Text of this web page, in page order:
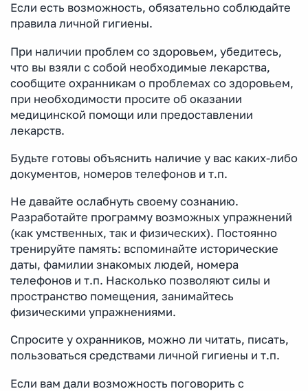
Если есть возможность, обязательно соблюдайте
правила личной гигиены.
При наличии проблем со здоровьем, убедитесь,
что вы взяли с собой необходимые лекарства,
сообщите охранникам о проблемах со здоровьем,
при необходимости просите об оказании
медицинской помощи или предоставлении
лекарств.
Будьте готовы объяснить наличие у вас каких-либо
документов, номеров телефонов и т.п.
Не давайте ослабнуть своему сознанию.
Разработайте программу возможных упражнений
(как умственных, так и физических). Постоянно
тренируйте память: вспоминайте исторические
даты, фамилии знакомых людей, номера
телефонов и т.п. Насколько позволяют силы и
пространство помещения, занимайтесь
физическими упражнениями.
Спросите у охранников, можно ли читать, писать,
пользоваться средствами личной гигиены и т.п.
Если вам дали возможность поговорить с